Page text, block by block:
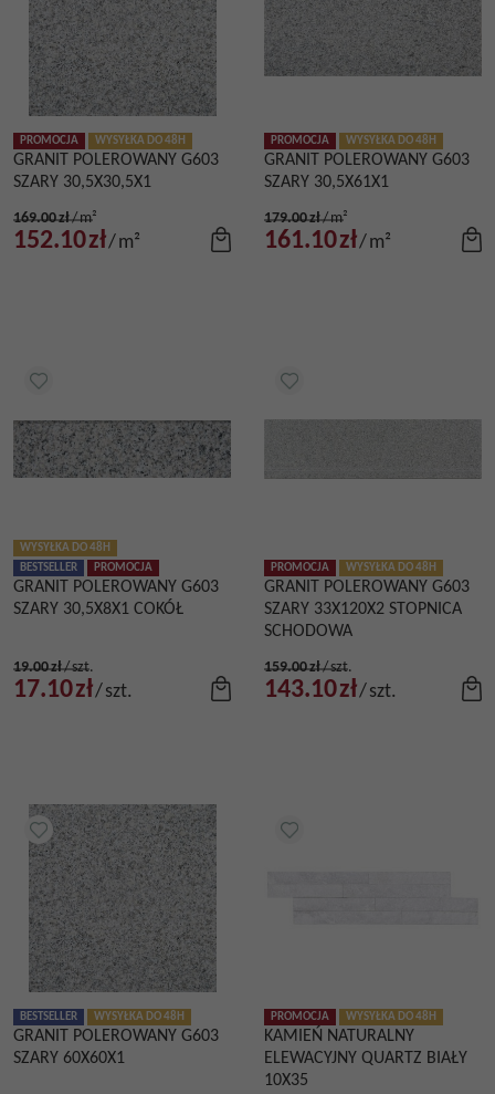
PROMOCJA WYSYŁKA DO 48H
GRANIT POLEROWANY G603
SZARY 30,5X30,5X1
169.00zł/m²
152.10zł/m²
PROMOCJA WYSYŁKA DO 48H
GRANIT POLEROWANY G603
SZARY 30,5X61X1
179.00zł/m²
161.10zł/m²
BESTSELLER PROMOCJA
WYSYŁKA DO 48H
GRANIT POLEROWANY G603
SZARY 30,5X8X1 COKÓŁ
19.00zł/szt.
17.10zł/szt.
PROMOCJA WYSYŁKA DO 48H
GRANIT POLEROWANY G603
SZARY 33X120X2 STOPNICA
SCHODOWA
159.00zł/szt.
143.10zł/szt.
BESTSELLER WYSYŁKA DO 48H
GRANIT POLEROWANY G603
SZARY 60X60X1
PROMOCJA WYSYŁKA DO 48H
KAMIEŃ NATURALNY
ELEWACYJNY QUARTZ BIAŁY
10X35